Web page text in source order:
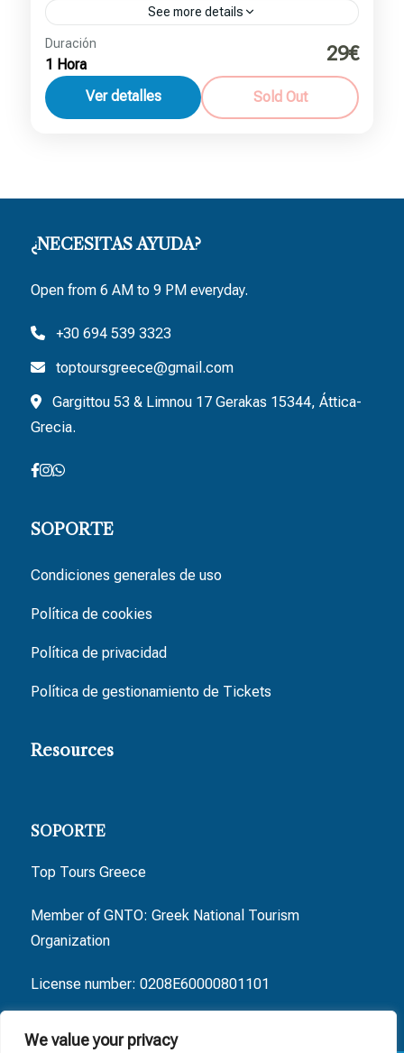
We value your privacy
See more details
Atenas
2 People
Duración
1 Hora 29€
Ver detalles Sold Out
¿NECESITAS AYUDA?
Open from 6 AM to 9 PM everyday.
+30 694 539 3323
toptoursgreece@gmail.com
Gargittou 53 & Limnou 17 Gerakas 15344, Áttica-
Grecia.
SOPORTE
Condiciones generales de uso
Política de cookies
Política de privacidad
Política de gestionamiento de Tickets
Resources
SOPORTE
Top Tours Greece
Member of GNTO: Greek National Tourism
Organization
License number: 0208E60000801101